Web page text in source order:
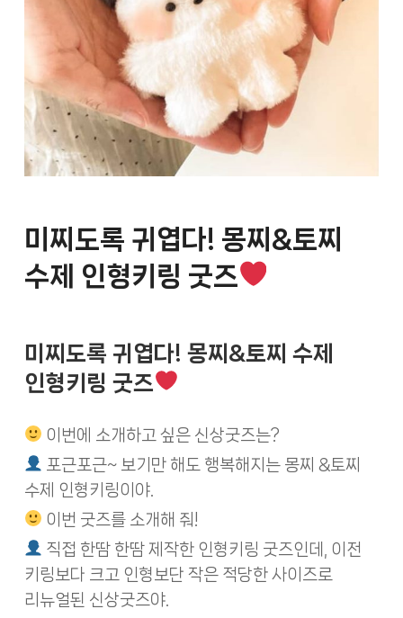
미찌도록 귀엽다! 몽찌&토찌
수제 인형키링 굿즈
미찌도록 귀엽다! 몽찌&토찌 수제
인형키링 굿즈
이번에 소개하고 싶은 신상굿즈는?
포근포근~ 보기만 해도 행복해지는 몽찌 &토찌
수제 인형키링이야.
이번 굿즈를 소개해 줘!
직접 한땀 한땀 제작한 인형키링 굿즈인데, 이전
키링보다 크고 인형보단 작은 적당한 사이즈로
리뉴얼된 신상굿즈야.